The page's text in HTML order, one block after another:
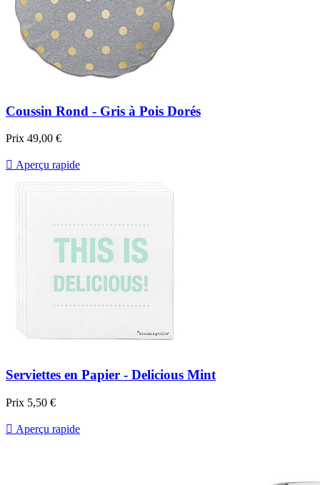
Coussin Rond - Gris à Pois Dorés
Prix 49,00 €
 Aperçu rapide
Serviettes en Papier - Delicious Mint
Prix 5,50 €
 Aperçu rapide